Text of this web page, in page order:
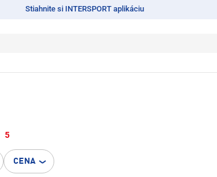
Stiahnite si INTERSPORT aplikáciu
5
CENA